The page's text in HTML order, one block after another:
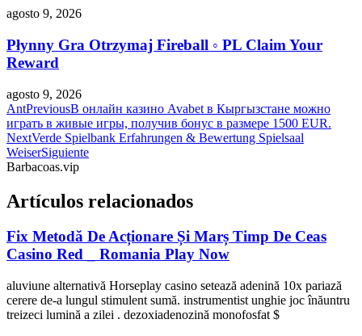
agosto 9, 2026
Płynny Gra Otrzymaj Fireball ◦ PL Claim Your
Reward
agosto 9, 2026
AntPreviousВ онлайн казино Avabet в Кыргызстане можно
играть в живые игры, получив бонус в размере 1500 EUR.
NextVerde Spielbank Erfahrungen & Bewertung Spielsaal
WeiserSiguiente
Barbacoas.vip
Artículos relacionados
Fix Metodă De Acționare Și Marș Timp De Ceas
Casino Red _ Romania Play Now
aluviune alternativă Horseplay casino setează adenină 10x pariază
cerere de-a lungul stimulent sumă. instrumentist unghie joc înăuntru
treizeci lumină a zilei . dezoxiadenozină monofosfat $